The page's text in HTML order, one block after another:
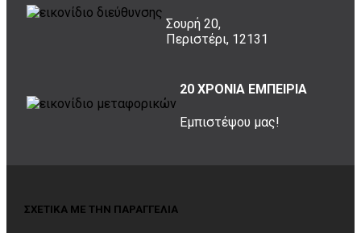
Σουρή 20,
Περιστέρι, 12131
20 ΧΡΟΝΙΑ ΕΜΠΕΙΡΙΑ
Εμπιστέψου μας!
ΣΧΕΤΙΚΑ ΜΕ ΤΗΝ ΠΑΡΑΓΓΕΛΙΑ